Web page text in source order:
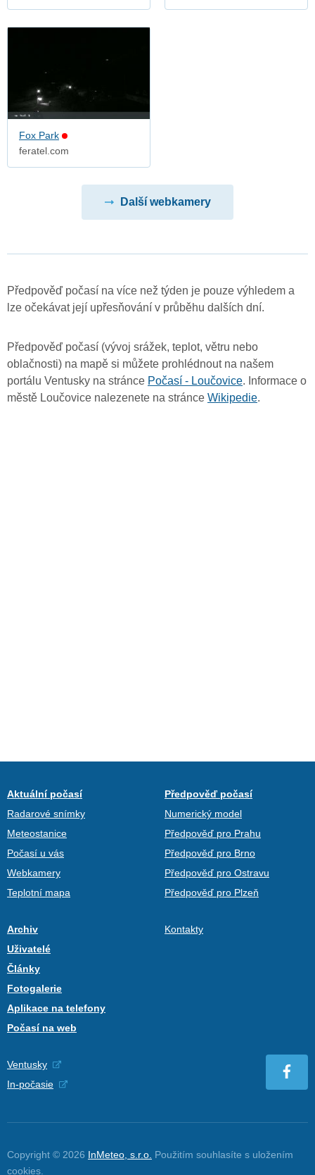
Fox Park
feratel.com
Další webkamery
Předpověď počasí na více než týden je pouze výhledem a
lze očekávat její upřesňování v průběhu dalších dní.
Předpověď počasí (vývoj srážek, teplot, větru nebo
oblačnosti) na mapě si můžete prohlédnout na našem
portálu Ventusky na stránce Počasí - Loučovice. Informace o
městě Loučovice nalezenete na stránce Wikipedie.
Aktuální počasí
Radarové snímky
Meteostanice
Počasí u vás
Webkamery
Teplotní mapa
Předpověď počasí
Numerický model
Předpověď pro Prahu
Předpověď pro Brno
Předpověď pro Ostravu
Předpověď pro Plzeň
Archiv
Uživatelé
Články
Fotogalerie
Aplikace na telefony
Počasí na web
Kontakty
Ventusky
In-počasie
Copyright © 2026 InMeteo, s.r.o. Použitím souhlasíte s uložením
cookies